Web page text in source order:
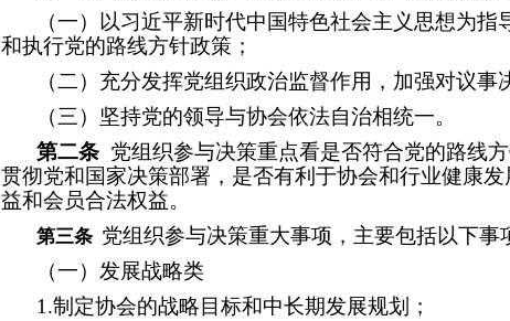
（一）以习近平新时代中国特色社会主义思想为
和执行党的路线方针政策；
（二）充分发挥党组织政治监督作用，加强对议事
（三）坚持党的领导与协会依法自治相统一。
第二条 党组织参与决策重点看是否符合党的路线
贯彻党和国家决策部署，是否有利于协会和行业健康
益和会员合法权益。
第三条 党组织参与决策重大事项，主要包括以下事
（一）发展战略类
1.制定协会的战略目标和中长期发展规划；